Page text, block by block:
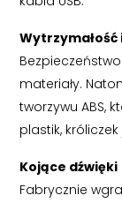
materiały.
tworzywu ABS,
plastik,
Kojące dźwięki
Fabrycznie